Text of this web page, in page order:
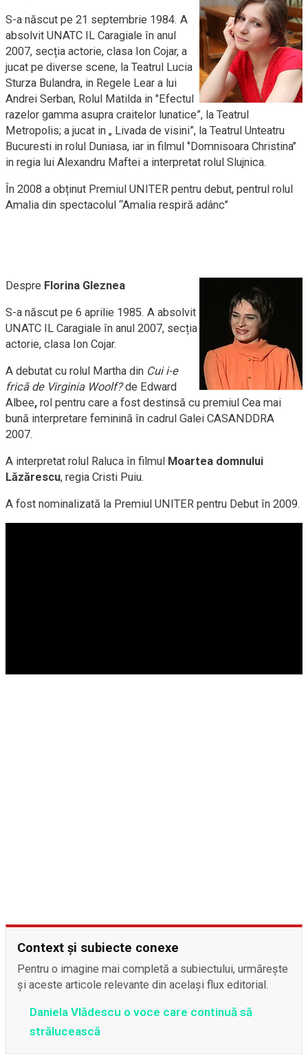
S-a născut pe 21 septembrie 1984. A
absolvit UNATC IL Caragiale în anul
2007, secția actorie, clasa Ion Cojar, a
jucat pe diverse scene, la Teatrul Lucia
Sturza Bulandra, in Regele Lear a lui
Andrei Serban, Rolul Matilda in "Efectul
razelor gamma asupra craitelor lunatice”, la Teatrul
Metropolis; a jucat in „ Livada de visini”, la Teatrul Unteatru
Bucuresti in rolul Duniasa, iar in filmul ‘’Domnisoara Christina’’
in regia lui Alexandru Maftei a interpretat rolul Slujnica.
În 2008 a obținut Premiul UNITER pentru debut, pentrul rolul
Amalia din spectacolul “Amalia respiră adânc’’
Despre Florina Gleznea
S-a născut pe 6 aprilie 1985. A absolvit
UNATC IL Caragiale în anul 2007, secția
actorie, clasa Ion Cojar.
A debutat cu rolul Martha din Cui i-e
frică de Virginia Woolf? de Edward
Albee, rol pentru care a fost destinsă cu premiul Cea mai
bună interpretare feminină în cadrul Galei CASANDDRA
2007.
A interpretat rolul Raluca în filmul Moartea domnului
Lăzărescu, regia Cristi Puiu.
A fost nominalizată la Premiul UNITER pentru Debut în 2009.
Context și subiecte conexe
Pentru o imagine mai completă a subiectului, urmărește
și aceste articole relevante din același flux editorial.
Daniela Vlădescu o voce care continuă să
strălucească